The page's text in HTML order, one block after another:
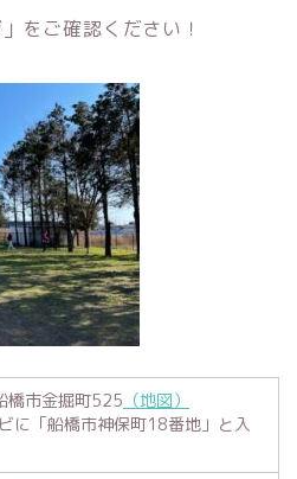
をご確認ください！
橋市金掘町525 （地図）
に「船橋市神保町18番地」と入